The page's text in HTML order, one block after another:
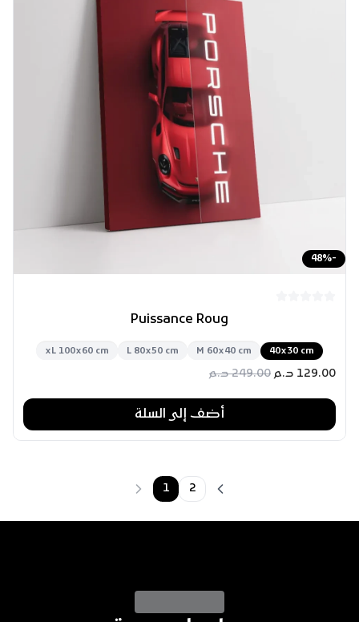
-
48%
Puissance Roug
40x30 cm
M 60x40 cm
L 80x50 cm
xL 100x60 cm
129.00 د.م 249.00 د.م
أضف إلى السلة
1 2